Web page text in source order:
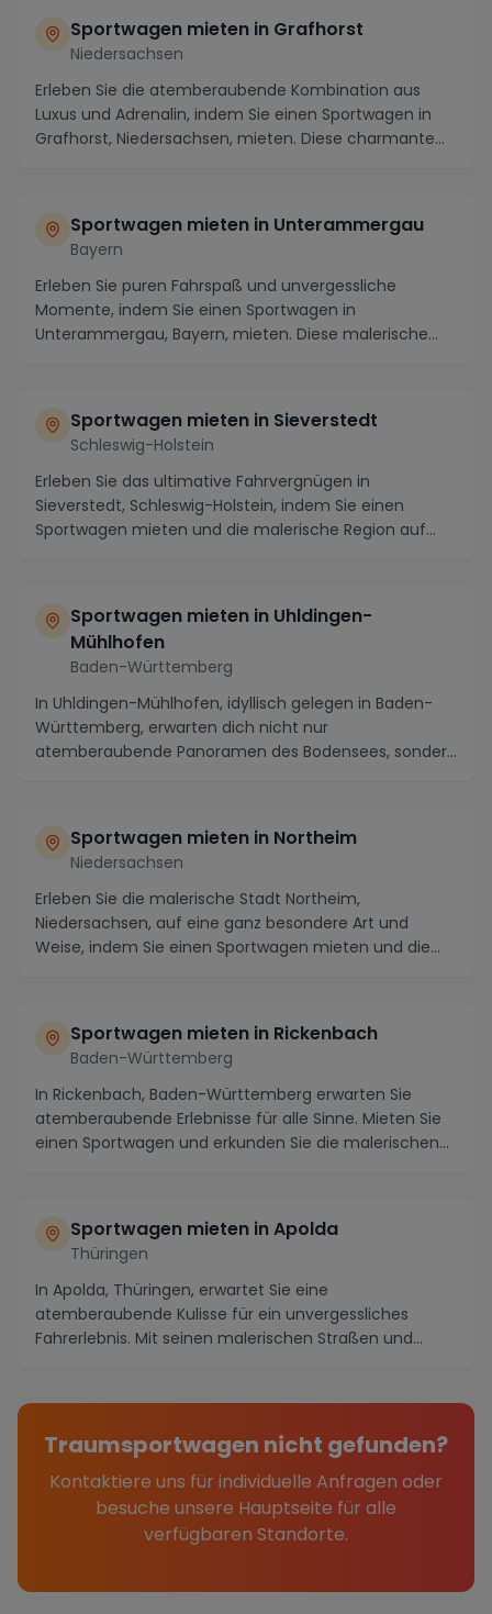
Sportwagen mieten in Grafhorst
Niedersachsen
Erleben Sie die atemberaubende Kombination aus
Luxus und Adrenalin, indem Sie einen Sportwagen in
Grafhorst, Niedersachsen, mieten. Diese charmante
Sportwagen mieten in Unterammergau
Bayern
Erleben Sie puren Fahrspaß und unvergessliche
Momente, indem Sie einen Sportwagen in
Unterammergau, Bayern, mieten. Diese malerische
Sportwagen mieten in Sieverstedt
Schleswig-Holstein
Erleben Sie das ultimative Fahrvergnügen in
Sieverstedt, Schleswig-Holstein, indem Sie einen
Sportwagen mieten und die malerische Region auf
Sportwagen mieten in Uhldingen-
Mühlhofen
Baden-Württemberg
In Uhldingen-Mühlhofen, idyllisch gelegen in Baden-
Württemberg, erwarten dich nicht nur
atemberaubende Panoramen des Bodensees, sondern
Sportwagen mieten in Northeim
Niedersachsen
Erleben Sie die malerische Stadt Northeim,
Niedersachsen, auf eine ganz besondere Art und
Weise, indem Sie einen Sportwagen mieten und die
Sportwagen mieten in Rickenbach
Baden-Württemberg
In Rickenbach, Baden-Württemberg erwarten Sie
atemberaubende Erlebnisse für alle Sinne. Mieten Sie
einen Sportwagen und erkunden Sie die malerischen
Sportwagen mieten in Apolda
Thüringen
In Apolda, Thüringen, erwartet Sie eine
atemberaubende Kulisse für ein unvergessliches
Fahrerlebnis. Mit seinen malerischen Straßen und
Traumsportwagen nicht gefunden?
Kontaktiere uns für individuelle Anfragen oder
besuche unsere Hauptseite für alle
verfügbaren Standorte.